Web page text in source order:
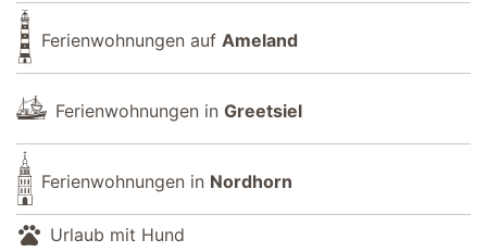
Ferienwohnungen auf Ameland
Ferienwohnungen in Greetsiel
Ferienwohnungen in Nordhorn
pets Urlaub mit Hund